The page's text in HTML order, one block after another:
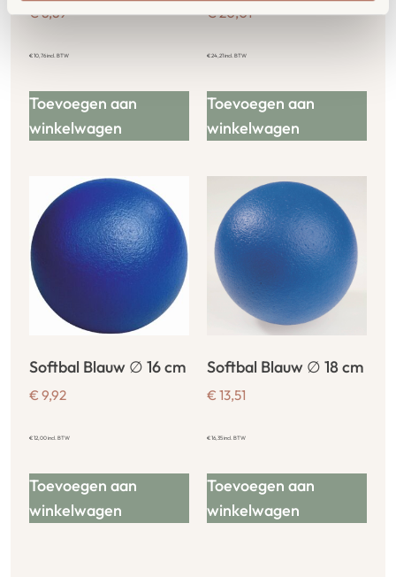
€8,89
€10,76incl. BTW
Toevoegen aan
winkelwagen
€20,01
€24,21incl. BTW
Toevoegen aan
winkelwagen
Softbal Blauw ∅ 16 cm
€ 9,92
€12,00incl. BTW
Toevoegen aan
winkelwagen
Softbal Blauw ∅ 18 cm
€ 13,51
€16,35incl. BTW
Toevoegen aan
winkelwagen